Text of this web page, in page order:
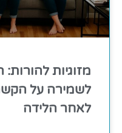
מזוגיות
לשמירה על
לאחר הלידה